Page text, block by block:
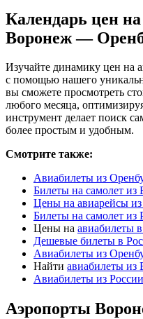
Календарь цен
Воронеж —
Изучайте динамику цен на
с помощью нашего
вы сможете просмотреть
любого месяца,
инструмент делает поиск
более простым и удобным.
Смотрите также:
Авиабилеты из
Билеты на самолет из
Цены на авиарейсы
Билеты на самолет из
Цены на авиабилеты
Дешевые билеты в
Авиабилеты из
Найти авиабилеты из
Авиабилеты из
Аэропорты